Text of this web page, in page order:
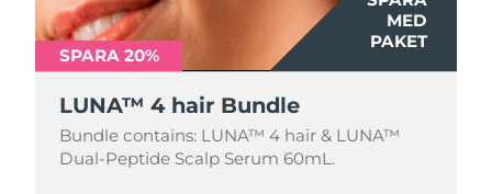
MED
PAKET
SPARA 20%
LUNA™ 4 hair Bundle
Bundle contains: LUNA™ 4 hair & LUNA™
Dual-Peptide Scalp Serum 60mL.